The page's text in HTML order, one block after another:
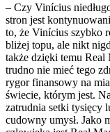
– Czy Vinícius
stron jest
to, że Vinícius szybko
bliżej topu, ale nikt
także dzięki temu
trudno nie mieć tego
rygor finansowy na
świecie, którym jest.
zatrudnia setki tysięcy
cudowny umysł. Jako